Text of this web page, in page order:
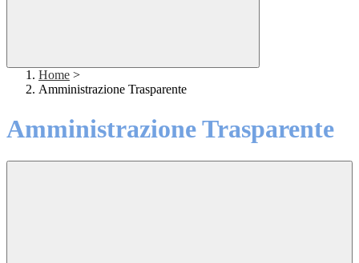
Home >
Amministrazione Trasparente
Amministrazione Trasparente